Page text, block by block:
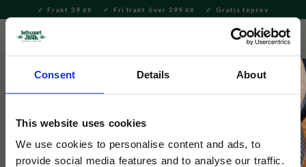
Consent Details About
This website uses cookies
We use cookies to personalise content and ads, to
provide social media features and to analyse our traffic.
Meny
Frakt 39 KR Fri frakt över 399 KR Gratis teprov